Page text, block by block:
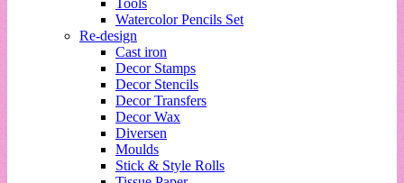
Watercolor Pencils Set
Re-design
Cast iron
Decor Stamps
Decor Stencils
Decor Transfers
Decor Wax
Diversen
Moulds
Stick & Style Rolls